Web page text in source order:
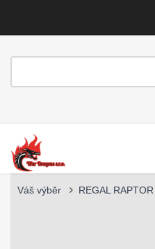
Váš výběr REGAL RAPTOR